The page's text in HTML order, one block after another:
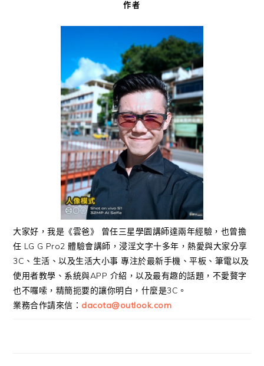
作者
大家好，我是《雲爸》 曾任三星學園講師達兩年經驗，也曾擔
任 LG G Pro2 體驗會講師，浸淫文字十多年，熱愛與大家分享
3C、生活、以及生活大小事 專注於最新手機、平板、筆電以及
使用者教學、系統與APP 介紹，以及最有趣的話題，不愛贅字
也不囉嗦，精簡扼要的讓你明白，什麼是3C。
業務合作請來信： dacota@outlook.com